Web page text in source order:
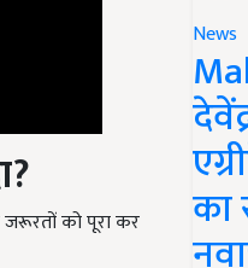
को पूरा कर
News
का